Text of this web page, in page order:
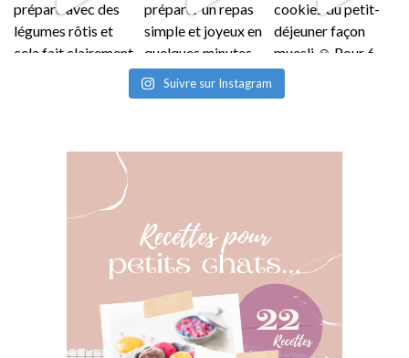
Suivre sur Instagram